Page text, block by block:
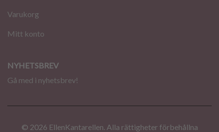
Varukorg
Mitt konto
NYHETSBREV
Gå med i nyhetsbrev!
© 2026 EllenKantarellen. Alla rättigheter förbehållna